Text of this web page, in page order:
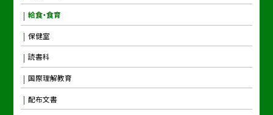
給食・食育
保健室
読書科
国際理解教育
配布文書